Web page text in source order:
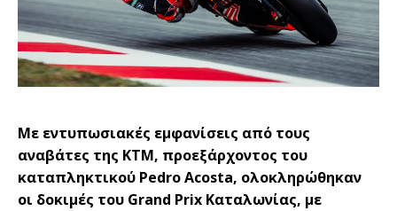
Με εντυπωσιακές εμφανίσεις από τους
αναβάτες της KTM, προεξάρχοντος του
καταπληκτικού Pedro Acosta, ολοκληρώθηκαν
οι δοκιμές του Grand Prix Καταλωνίας, με